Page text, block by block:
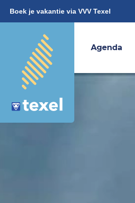
Boek je vakantie via VVV Texel
Agenda